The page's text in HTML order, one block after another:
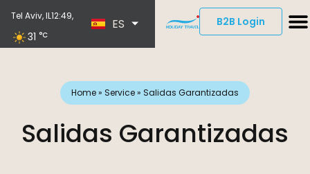
Tel Aviv, IL12:49,
31 °C
ESDE
B2B Login
Home» Service» Salidas Garantizadas
Salidas Garantizadas